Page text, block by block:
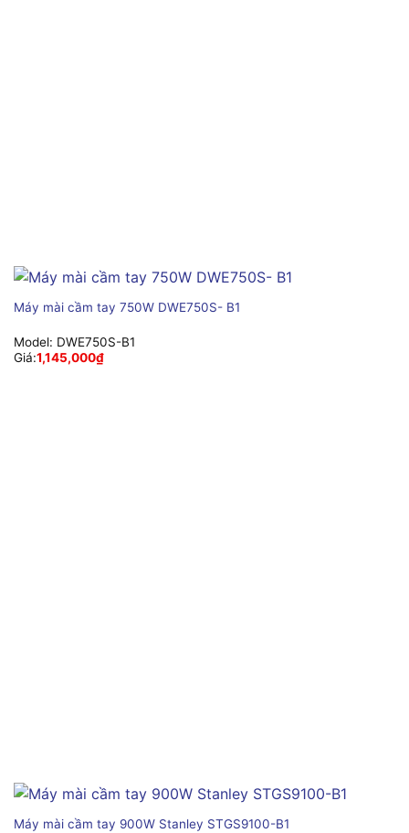
Máy mài cầm tay 750W DWE750S- B1
Model: DWE750S-B1
Giá:1,145,000₫
Máy mài cầm tay 900W Stanley STGS9100-B1